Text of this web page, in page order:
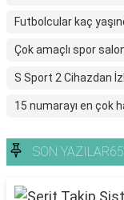
Futbolcular kaç
Çok amaçlı spor
S Sport 2 Cihazdan
15 numarayı en çok
SON